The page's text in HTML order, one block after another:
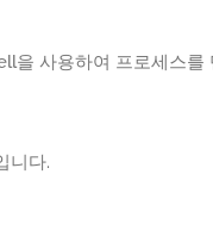
을 사용하여 프로세스를
니다.